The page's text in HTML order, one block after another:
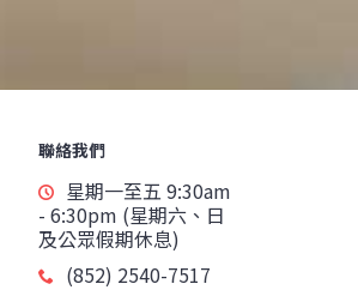
聯絡我們
星期一至五 9:30am
- 6:30pm (星期六、日
及公眾假期休息)
(852) 2540-7517